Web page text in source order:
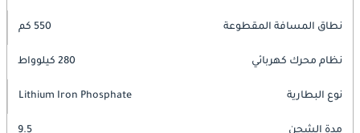
نطاق المسافة المقطوعة 550 كم
نظام محرك كهربائي 280 كيلوواط
نوع البطارية Lithium Iron Phosphate